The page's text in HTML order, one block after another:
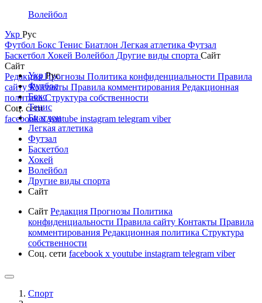
Волейбол
Укр Рус
Футбол Бокс Тенис Биатлон Легкая атлетика Футзал
Баскетбол Хокей Волейбол Другие виды спорта Сайт
Сайт
РедакцияПрогнозы Политика конфиденциальности Правила
сайтуКонтакты Правила комментирования Редакционная
политикаСтруктура собственности
Соц. сети
facebookxyoutube instagram telegram viber
УкрРус
Футбол
Бокс
Тенис
Биатлон
Легкая атлетика
Футзал
Баскетбол
Хокей
Волейбол
Другие виды спорта
Сайт
Сайт Редакция Прогнозы Политика
конфиденциальности Правила сайту Контакты Правила
комментирования Редакционная политика Структура
собственности
Соц. сети facebook x youtube instagram telegram viber
Спорт